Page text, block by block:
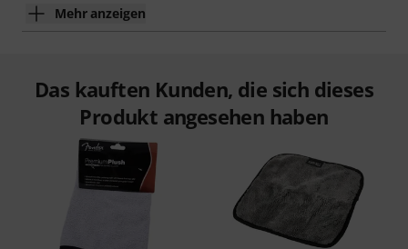
Mehr anzeigen
Das kauften Kunden, die sich dieses
Produkt angesehen haben